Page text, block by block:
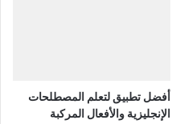
أفضل تطبيق لتعلم المصطلحات
الإنجليزية والأفعال المركبة